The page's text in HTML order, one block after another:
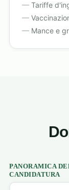
Tariffe
Mance e
PANORAMICA
CANDIDATURA